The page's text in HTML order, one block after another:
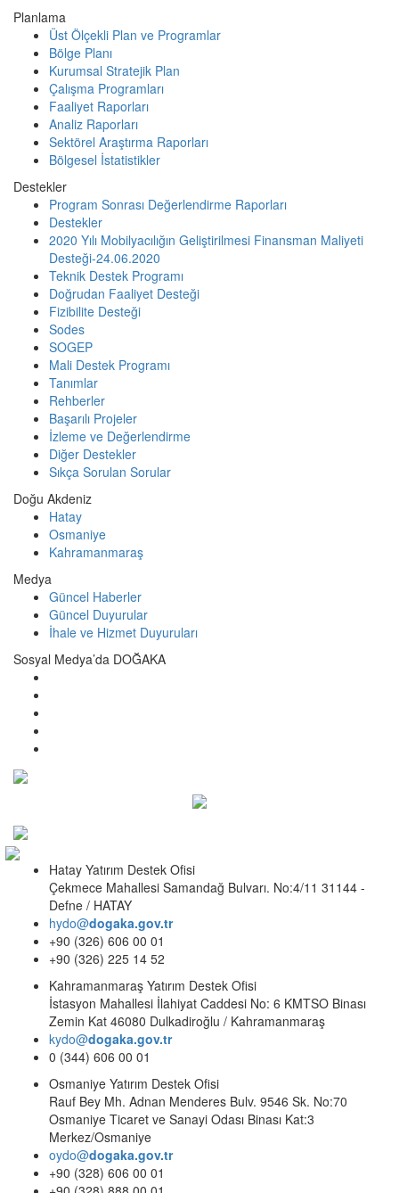
Planlama
Üst Ölçekli Plan ve Programlar
Bölge Planı
Kurumsal Stratejik Plan
Çalışma Programları
Faaliyet Raporları
Analiz Raporları
Sektörel Araştırma Raporları
Bölgesel İstatistikler
Destekler
Program Sonrası Değerlendirme Raporları
Destekler
2020 Yılı Mobilyacılığın Geliştirilmesi Finansman Maliyeti
Desteği-24.06.2020
Teknik Destek Programı
Doğrudan Faaliyet Desteği
Fizibilite Desteği
Sodes
SOGEP
Mali Destek Programı
Tanımlar
Rehberler
Başarılı Projeler
İzleme ve Değerlendirme
Diğer Destekler
Sıkça Sorulan Sorular
Doğu Akdeniz
Hatay
Osmaniye
Kahramanmaraş
Medya
Güncel Haberler
Güncel Duyurular
İhale ve Hizmet Duyuruları
Sosyal Medya’da DOĞAKA
Hatay Yatırım Destek Ofisi
Çekmece Mahallesi Samandağ Bulvarı. No:4/11 31144 -
Defne / HATAY
hydo@dogaka.gov.tr
+90 (326) 606 00 01
+90 (326) 225 14 52
Kahramanmaraş Yatırım Destek Ofisi
İstasyon Mahallesi İlahiyat Caddesi No: 6 KMTSO Binası
Zemin Kat 46080 Dulkadiroğlu / Kahramanmaraş
kydo@dogaka.gov.tr
0 (344) 606 00 01
Osmaniye Yatırım Destek Ofisi
Rauf Bey Mh. Adnan Menderes Bulv. 9546 Sk. No:70
Osmaniye Ticaret ve Sanayi Odası Binası Kat:3
Merkez/Osmaniye
oydo@dogaka.gov.tr
+90 (328) 606 00 01